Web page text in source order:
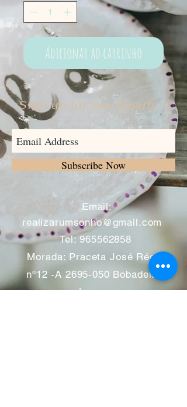
Adicionar ao carrinho
Sign up for our emails :)
Subscribe Now
Email:
realizarumsonho@gmail.com
Tel:965562858
Morada: Praceta José Régio
nº12 -A 2695-050 Bobadela -
Loures